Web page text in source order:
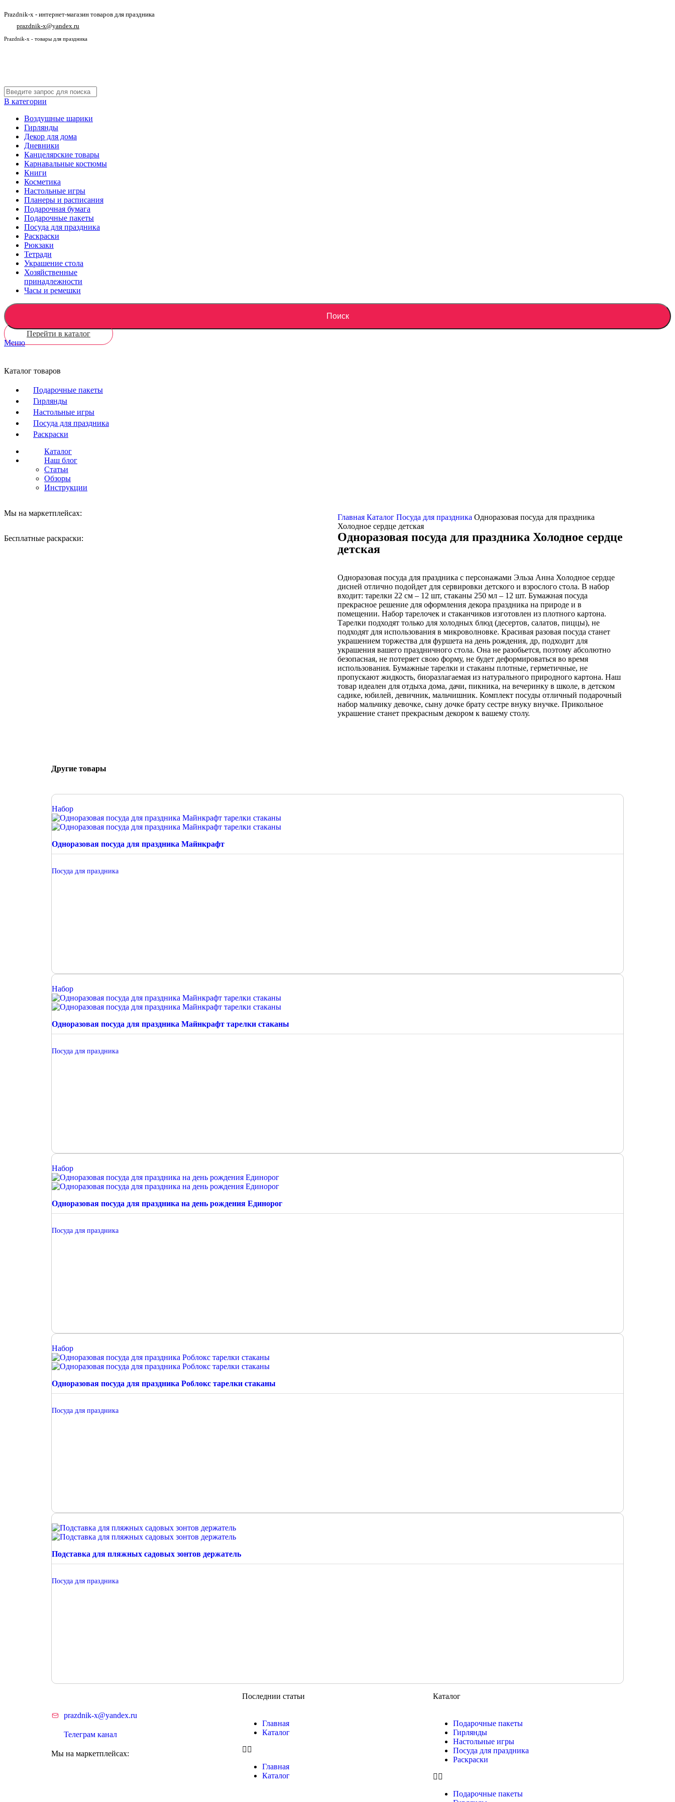
Prazdnik-x - интернет-магазин товаров для праздника
prazdnik-x@yandex.ru
Prazdnik-x - товары для праздника
В категории
Воздушные шарики
Гирлянды
Декор для дома
Дневники
Канцелярские товары
Карнавальные костюмы
Книги
Косметика
Настольные игры
Планеры и расписания
Подарочная бумага
Подарочные пакеты
Посуда для праздника
Раскраски
Рюкзаки
Тетради
Украшение стола
Хозяйственные
принадлежности
Часы и ремешки
Поиск
Перейти в каталог
Меню
Каталог товаров
Подарочные пакеты
Гирлянды
Настольные игры
Посуда для праздника
Раскраски
Каталог
Наш блог
Статьи
Обзоры
Инструкции
Мы на маркетплейсах:
Бесплатные раскраски:
Главная Каталог Посуда для праздника Одноразовая посуда для праздника
Холодное сердце детская
Одноразовая посуда для праздника Холодное сердце
детская
Одноразовая посуда для праздника с персонажами Эльза Анна Холодное сердце
дисней отлично подойдет для сервировки детского и взрослого стола. В набор
входит: тарелки 22 см – 12 шт, стаканы 250 мл – 12 шт. Бумажная посуда
прекрасное решение для оформления декора праздника на природе и в
помещении. Набор тарелочек и стаканчиков изготовлен из плотного картона.
Тарелки подходят только для холодных блюд (десертов, салатов, пиццы), не
подходят для использования в микроволновке. Красивая разовая посуда станет
украшением торжества для фуршета на день рождения, др, подходит для
украшения вашего праздничного стола. Она не разобьется, поэтому абсолютно
безопасная, не потеряет свою форму, не будет деформироваться во время
использования. Бумажные тарелки и стаканы плотные, герметичные, не
пропускают жидкость, биоразлагаемая из натурального природного картона. Наш
товар идеален для отдыха дома, дачи, пикника, на вечеринку в школе, в детском
садике, юбилей, девичник, мальчишник. Комплект посуды отличный подарочный
набор мальчику девочке, сыну дочке брату сестре внуку внучке. Прикольное
украшение станет прекрасным декором к вашему столу.
Другие товары
Набор
Одноразовая посуда для праздника Майнкрафт
Посуда для праздника
Набор
Одноразовая посуда для праздника Майнкрафт тарелки стаканы
Посуда для праздника
Набор
Одноразовая посуда для праздника на день рождения Единорог
Посуда для праздника
Набор
Одноразовая посуда для праздника Роблокс тарелки стаканы
Посуда для праздника
Подставка для пляжных садовых зонтов держатель
Посуда для праздника
prazdnik-x@yandex.ru
Телеграм канал
Мы на маркетплейсах:
Последнии статьи
Главная
Каталог
Главная
Каталог
Каталог
Подарочные пакеты
Гирлянды
Настольные игры
Посуда для праздника
Раскраски
Подарочные пакеты